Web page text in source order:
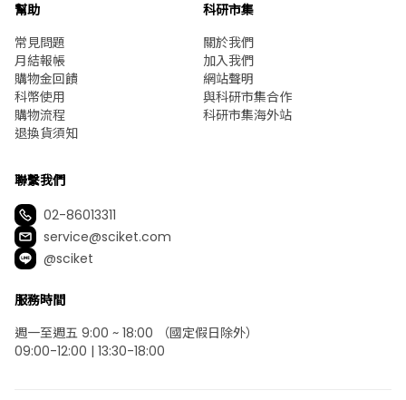
幫助
常見問題
月結報帳
購物金回饋
科幣使用
購物流程
退換貨須知
科研市集
關於我們
加入我們
網站聲明
與科研市集合作
科研市集海外站
聯繫我們
02-86013311
service@sciket.com
@sciket
服務時間
週一至週五 9:00 ~ 18:00 （國定假日除外）
09:00-12:00 | 13:30-18:00